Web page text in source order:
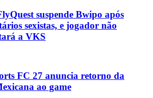
suspende Bwipo após
sexistas, e jogador não
a VKS
FC 27 anuncia retorno da
ao game